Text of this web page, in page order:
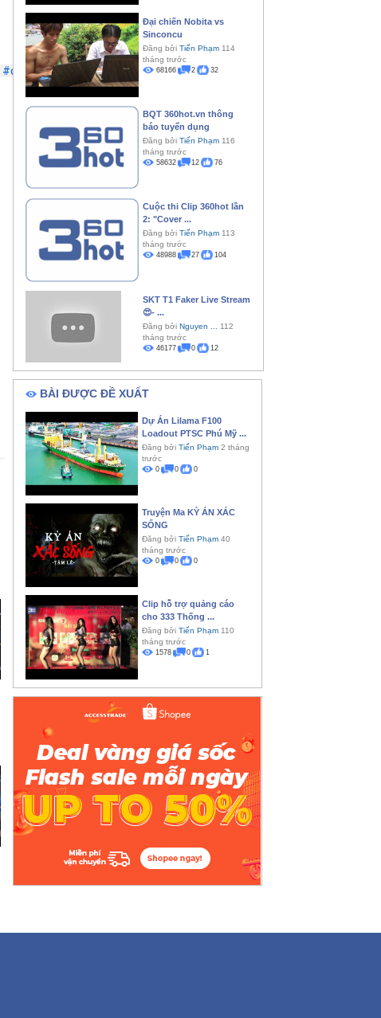
#chupanh #quayphim #beehome #360hottv
Đại chiến Nobita vs
Sinconcu
Đăng bởi Tiến Phạm114
tháng trước
68166 2 32
BQT 360hot.vn thông
báo tuyển dụng
Đăng bởi Tiến Phạm116
tháng trước
58632 12 76
Cuộc thi Clip 360hot lần
2: "Cover ...
Đăng bởi Tiến Phạm113
tháng trước
48988 27 104
SKT T1 Faker Live Stream
😍- ...
Đăng bởi Nguyen ...
112
tháng trước
46177 0 12
BÀI ĐƯỢC ĐỀ XUẤT
Dự Án Lilama F100
Loadout PTSC Phú Mỹ ...
Đăng bởi Tiến Phạm2 tháng
trước
0 0 0
Truyện Ma KỲ ÁN XÁC
SỐNG
Đăng bởi Tiến Phạm40
tháng trước
0 0 0
Clip hỗ trợ quảng cáo
cho 333 Thống ...
Đăng bởi Tiến Phạm110
tháng trước
1578 0 1